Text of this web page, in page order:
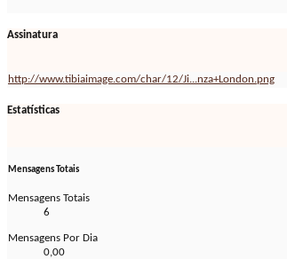
Assinatura
http://www.tibiaimage.com/char/12/Ji...nza+London.png
Estatísticas
Mensagens Totais
Mensagens Totais
6
Mensagens Por Dia
0,00